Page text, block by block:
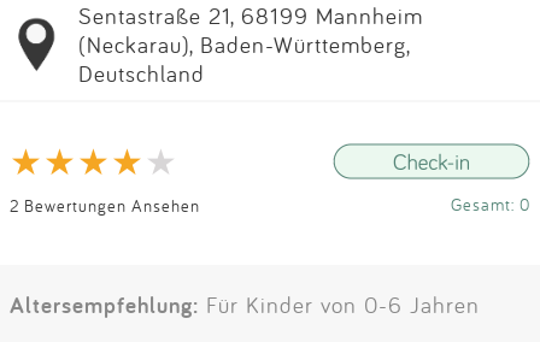
Sentastraße 21, 68199 Mannheim
(Neckarau), Baden-Württemberg,
Deutschland
2 Bewertungen Ansehen Gesamt: 0
Altersempfehlung: Für Kinder von 0-6 Jahren